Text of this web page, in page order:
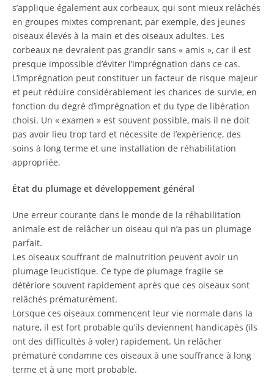
s’applique également aux corbeaux, qui sont mieux relâchés
en groupes mixtes comprenant, par exemple, des jeunes
oiseaux élevés à la main et des oiseaux adultes. Les
corbeaux ne devraient pas grandir sans « amis », car il est
presque impossible d’éviter l’imprégnation dans ce cas.
L’imprégnation peut constituer un facteur de risque majeur
et peut réduire considérablement les chances de survie, en
fonction du degré d’imprégnation et du type de libération
choisi. Un « examen » est souvent possible, mais il ne doit
pas avoir lieu trop tard et nécessite de l’expérience, des
soins à long terme et une installation de réhabilitation
appropriée.
État du plumage et développement général
Une erreur courante dans le monde de la réhabilitation
animale est de relâcher un oiseau qui n’a pas un plumage
parfait.
Les oiseaux souffrant de malnutrition peuvent avoir un
plumage leucistique. Ce type de plumage fragile se
détériore souvent rapidement après que ces oiseaux sont
relâchés prématurément.
Lorsque ces oiseaux commencent leur vie normale dans la
nature, il est fort probable qu’ils deviennent handicapés (ils
ont des difficultés à voler) rapidement. Un relâcher
prématuré condamne ces oiseaux à une souffrance à long
terme et à une mort probable.